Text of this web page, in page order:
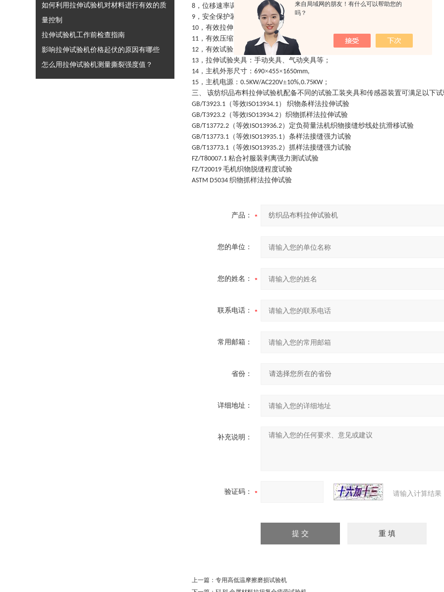
来自局域网的朋友！有什么可以帮助您的
吗？
如何利用拉伸试验机对材料进行有效的质
量控制
拉伸试验机工作前检查指南
影响拉伸试验机价格起伏的原因有哪些
怎么用拉伸试验机测量撕裂强度值？
8 ，位移速率调节范围：0.001mm/min--500mm/min （无极调速，可任意设定）；
9 ，安全保护装置：机械限位保护和软件过载保护；
10 ，有效拉伸空间：
800mm
11 ，有效压缩空间：800mm；
12 ，有效试验宽度： 390mm ；
13 ，拉伸试验夹具：手动夹具、气动夹具等；
14 ，主机外形尺寸： 690×455×1650mm,
15 ，主机电源： 0.5KW/AC220V±10%,0.75KW；
三、
该纺织品布料拉伸试验机配备不同的试验工装夹具和传感器装置可满足以下
GB/T3923.1 （等效ISO13934.1）
织物条样法拉伸试验
GB/T3923.2 （等效ISO13934.2）织物抓样法拉伸试验
GB/T13772.2 （等效ISO13936.2）定负荷量法机织物接缝纱线处抗滑移试验
GB/T13773.1 （等效ISO13935.1）条样法接缝强力试验
GB/T13773.1 （等效ISO13935.2）抓样法接缝强力试验
FZ/T80007.1 粘合衬服装剥离强力测试试验
FZ/T20019 毛机织物脱缝程度试验
ASTM D5034 织物抓样法拉伸试验
产品：
您的单位：
您的姓名：
联系电话：
常用邮箱：
省份：
详细地址：
补充说明：
验证码： 请输入计算结果
上一篇： 专用高低温摩擦磨损试验机